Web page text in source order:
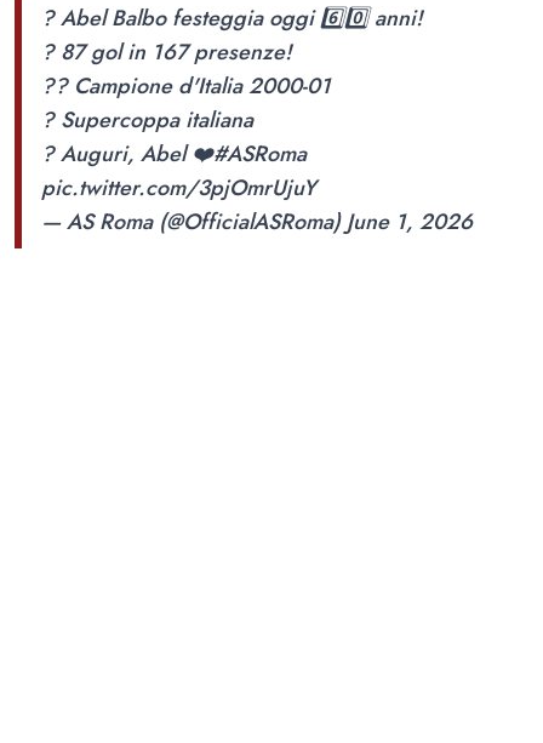
? Abel Balbo festeggia oggi 6️⃣0️⃣ anni!
? 87 gol in 167 presenze!
?? Campione d'Italia 2000-01
? Supercoppa italiana
? Auguri, Abel ❤️#ASRoma
pic.twitter.com/3pjOmrUjuY
— AS Roma (@OfficialASRoma)June 1, 2026